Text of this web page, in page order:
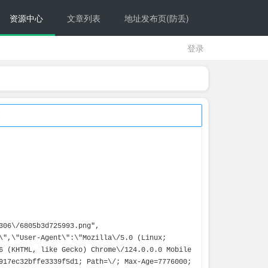
资源中心 文章列表 地址发布页(防丢)
登录